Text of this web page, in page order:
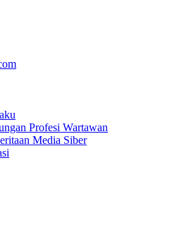
Profesi Wartawan
Media Siber